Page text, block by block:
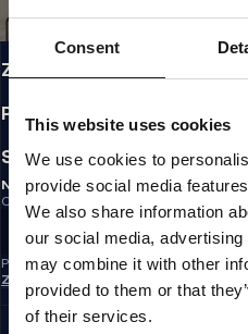
Consent
This website uses cookies
We use cookies to
provide social media
We also share information
our social media,
may combine it with other
provided to them or that
of their services.
INFO
ZÁKAZNÍCKA ZÓNA
PREDPISY
SLEDUJTE NÁS
NEWSLETTER
Chcete dostávať informácie o
Email address
Prihlásením na odber newslettera
Zásadami ochrany osobných údajov.
©1997 - 2026 PITBULL